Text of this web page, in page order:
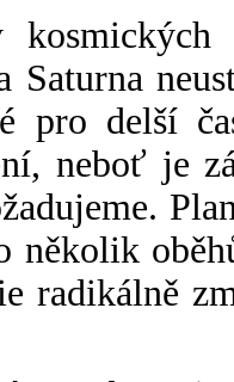
Saturna
pro delší
neboť je
několik
radikálně